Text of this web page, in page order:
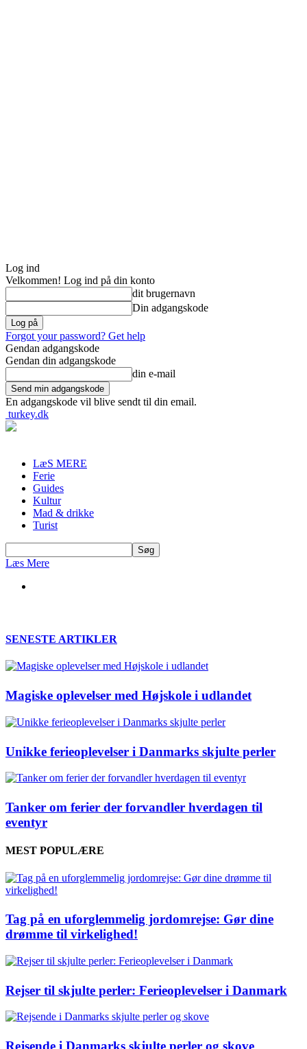
Log ind
Velkommen! Log ind på din konto
dit brugernavn
Din adgangskode
Forgot your password? Get help
Gendan adgangskode
Gendan din adgangskode
din e-mail
En adgangskode vil blive sendt til din email.
turkey.dk
LæS MERE
Ferie
Guides
Kultur
Mad & drikke
Turist
Læs Mere
SENESTE ARTIKLER
Magiske oplevelser med Højskole i udlandet
Unikke ferieoplevelser i Danmarks skjulte perler
Tanker om ferier der forvandler hverdagen til
eventyr
MEST POPULÆRE
Tag på en uforglemmelig jordomrejse: Gør dine
drømme til virkelighed!
Rejser til skjulte perler: Ferieoplevelser i Danmark
Rejsende i Danmarks skjulte perler og skove